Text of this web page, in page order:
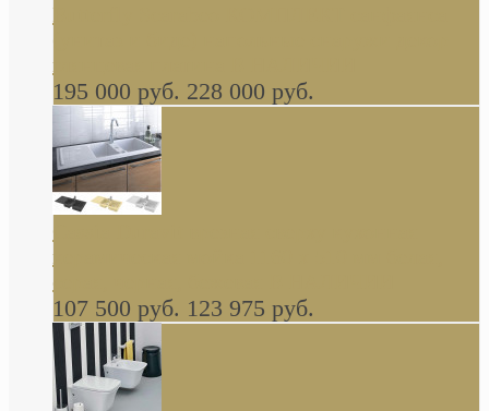
Butterfly Scarabeo КОМПЛЕКТ санфаянса
глянцевая платина В НАЛИЧИИ
195 000 руб. 228 000 руб.
керамическая мойка 1160 x 510 мм белая,
серая, черная, бежевая В НАЛИЧИИ
107 500 руб. 123 975 руб.